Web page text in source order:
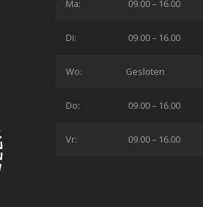
Ma: 09.00 – 16.00
Di: 09.00 – 16.00
Wo: Gesloten
Do: 09.00 – 16.00
Vr: 09.00 – 16.00